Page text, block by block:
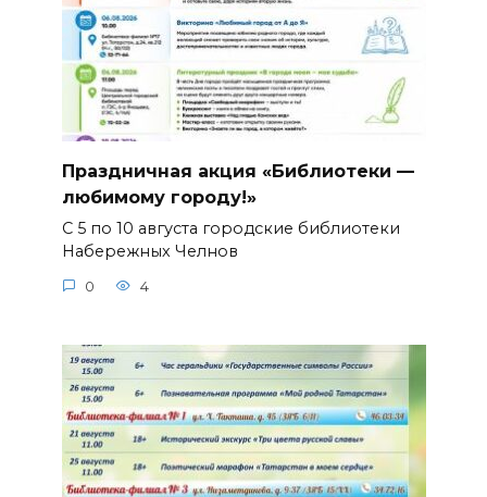
Праздничная акция «Библиотеки —
любимому городу!»
С 5 по 10 августа городские библиотеки
Набережных Челнов
0 4